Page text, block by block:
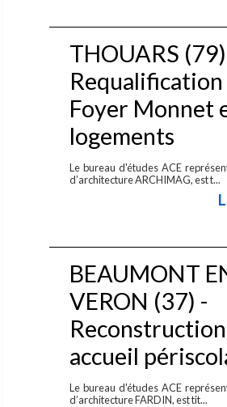
THOUARS
Requalification
Foyer Monnet
logements
Le bureau d'études ACE
d’architecture ARCHIMAG, est t...
BEAUMONT
VERON (37) -
accueil
Le bureau d'études ACE
d’architecture FARDIN, est tit...